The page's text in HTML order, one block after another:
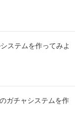
ステムを作ってみよ
ガチャシステムを作